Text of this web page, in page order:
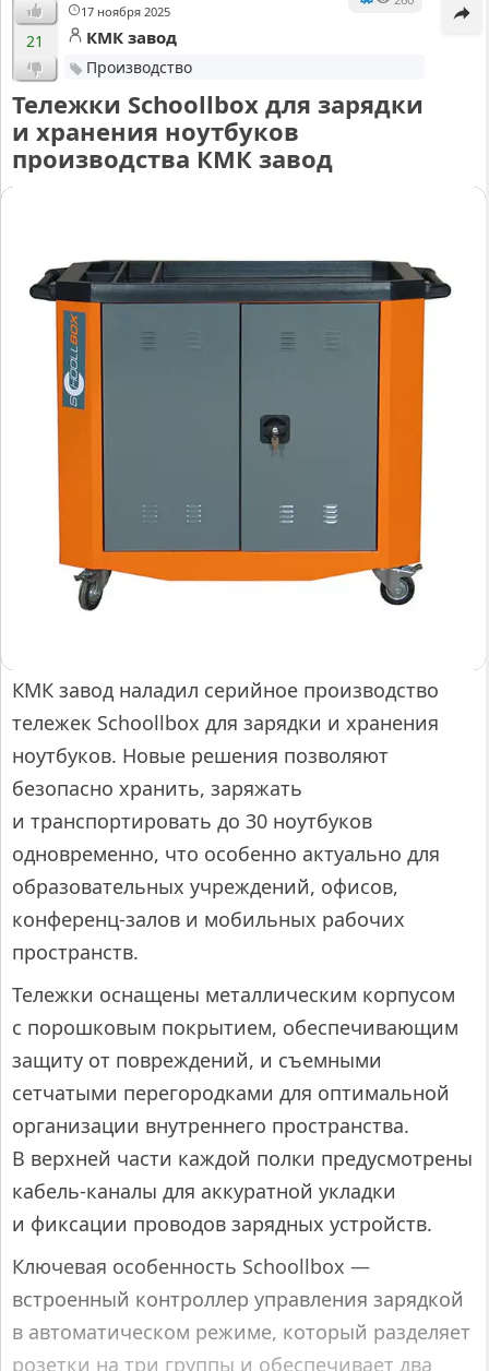
17 ноября 2025
21 КМК завод
Производство
Тележки Schoollbox для зарядки
и хранения ноутбуков
производства КМК завод
КМК завод наладил серийное производство
тележек Schoollbox для зарядки и хранения
ноутбуков. Новые решения позволяют
безопасно хранить, заряжать
и транспортировать до 30 ноутбуков
одновременно, что особенно актуально для
образовательных учреждений, офисов,
конференц-залов и мобильных рабочих
пространств.​
Тележки оснащены металлическим корпусом
с порошковым покрытием, обеспечивающим
защиту от повреждений, и съемными
сетчатыми перегородками для оптимальной
организации внутреннего пространства.
В верхней части каждой полки предусмотрены
кабель-каналы для аккуратной укладки
и фиксации проводов зарядных устройств.​
Ключевая особенность Schoollbox —
встроенный контроллер управления зарядкой
в автоматическом режиме, который разделяет
розетки на три группы и обеспечивает два